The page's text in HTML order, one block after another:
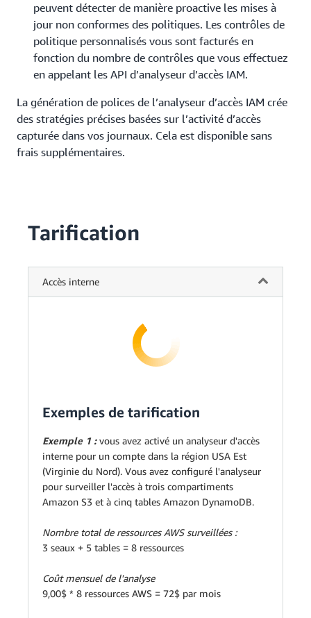
peuvent détecter de manière proactive les mises à
jour non conformes des politiques. Les contrôles de
politique personnalisés vous sont facturés en
fonction du nombre de contrôles que vous effectuez
en appelant les API d’analyseur d’accès IAM.
La génération de polices de l’analyseur d’accès IAM crée
des stratégies précises basées sur l’activité d’accès
capturée dans vos journaux. Cela est disponible sans
frais supplémentaires.
Tarification
Accès interne
Exemples de tarification
Exemple 1 :vous avez activé un analyseur d'accès
interne pour un compte dans la région USA Est
(Virginie du Nord). Vous avez configuré l'analyseur
pour surveiller l'accès à trois compartiments
Amazon S3 et à cinq tables Amazon DynamoDB.
Nombre total de ressources AWS surveillées :
3 seaux + 5 tables = 8 ressources
Coût mensuel de l'analyse
9,00$ * 8 ressources AWS = 72$ par mois